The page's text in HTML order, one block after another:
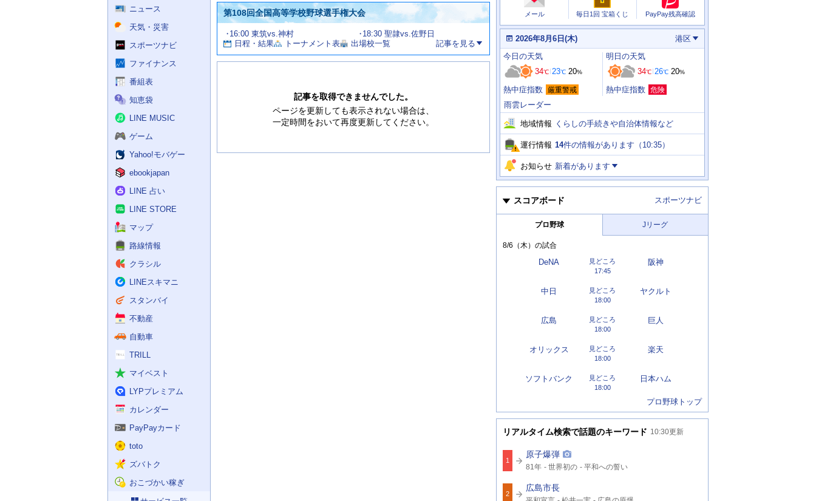
ニュース
天気・災害
スポーツナビ
ファイナンス
番組表
知恵袋
LINE MUSIC
ゲーム
Yahoo!モバゲー
ebookjapan
LINE 占い
LINE STORE
マップ
路線情報
クラシル
LINEスキマニ
スタンバイ
不動産
自動車
TRILL
マイベスト
LYPプレミアム
カレンダー
PayPayカード
toto
ズバトク
おこづかい稼ぎ
第108回全国高等学校野球選手権大会
試
合
情
16:00 東筑vs.神村
18:30 聖隷vs.佐野日
日程・結果
トーナメント表 出場校一覧 記事を見る
お
す
す
記事を取得できませんでした。
ページを更新しても表示されない場合は、
一定時間をおいて再度更新してください。
情
報
ス
メール 毎日1回 宝箱くじ PayPay残高確認
本
日
の
天
気
運
情
報
2026年8月6日(木) 港区
今
日
明
日
の
天
気
今日 の天気
34℃ 23℃ 20%
熱中症指数 厳重警戒
明日 の天気
34℃ 26℃ 20%
熱中症指数 危険
雨雲レーダー
地域情報 くらしの手続きや自治体情報など
運行情報 14件の情報があります（ 10:35）
お知らせ 新着があります
スコアボード スポーツナビ
プロ野球 Jリーグ
8/6（木） の試合
DeNA 阪神
17:45
見どころ
中日 ヤクルト
18:00
見どころ
広島 巨人
18:00
見どころ
オリックス 楽天
18:00
見どころ
ソフトバンク 日本ハム
18:00
見どころ
プロ野球トップ
リアルタイム検索で話題のキーワード 10:30更新
1
原子爆弾
関
連
ー
ド
81年 世界初の 平和への誓い
2
広島市長
関